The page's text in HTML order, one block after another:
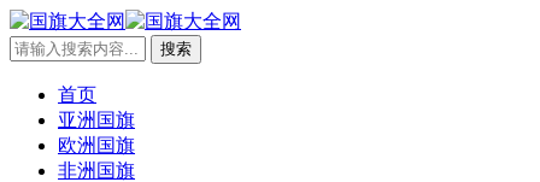
首页
亚洲国旗
欧洲国旗
非洲国旗